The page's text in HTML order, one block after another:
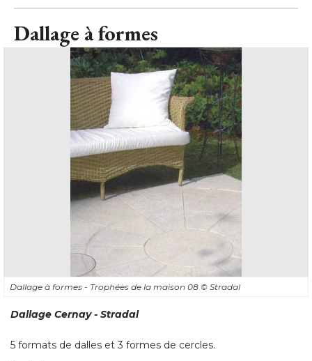
Dallage à formes
Dallage à formes - Trophées de la maison 08 © Stradal
Dallage Cernay - Stradal
5 formats de dalles et 3 formes de cercles.